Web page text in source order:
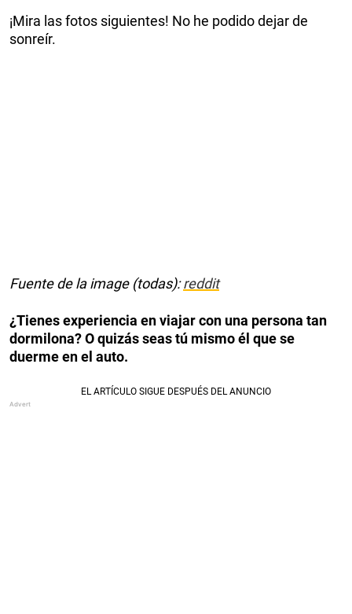
¡Mira las fotos siguientes! No he podido dejar de
sonreír.
Fuente de la image (todas):reddit
¿Tienes experiencia en viajar con una persona tan
dormilona? O quizás seas tú mismo él que se
duerme en el auto.